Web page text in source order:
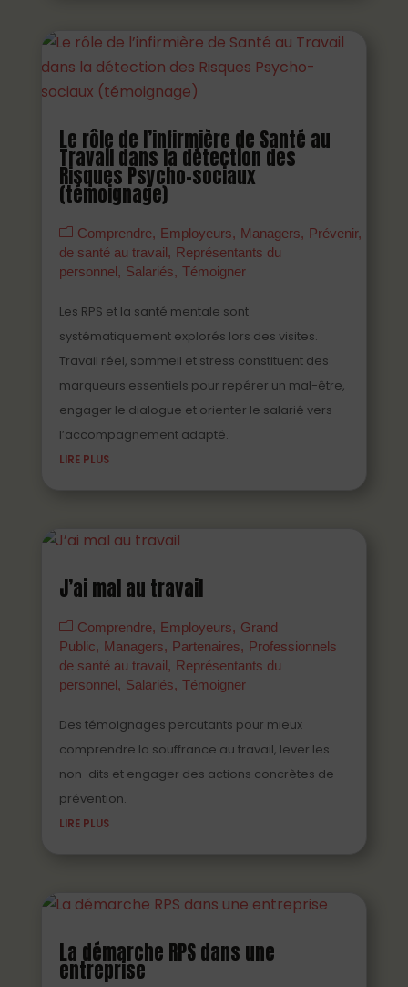
Le rôle de l’infirmière de Santé au
Travail dans la détection des
Risques Psycho-sociaux
(témoignage)
Comprendre Employeurs Managers Prévenir
de santé au travail
Représentants du
personnel
Salariés Témoigner
Les RPS et la santé mentale sont
systématiquement explorés lors des visites.
Travail réel, sommeil et stress constituent des
marqueurs essentiels pour repérer un mal-être,
engager le dialogue et orienter le salarié vers
l’accompagnement adapté.
LIRE PLUS
J’ai mal au travail
Comprendre Employeurs
Grand
Public
Managers Partenaires
Professionnels
de santé au travail
Représentants du
personnel
Salariés Témoigner
Des témoignages percutants pour mieux
comprendre la souffrance au travail, lever les
non-dits et engager des actions concrètes de
prévention.
LIRE PLUS
La démarche RPS dans une
entreprise